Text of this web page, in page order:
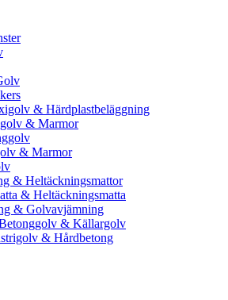
& Härdplastbeläggning
& Marmor
& Marmor
& Heltäckningsmattor
& Heltäckningsmatta
& Golvavjämning
& Källargolv
& Hårdbetong